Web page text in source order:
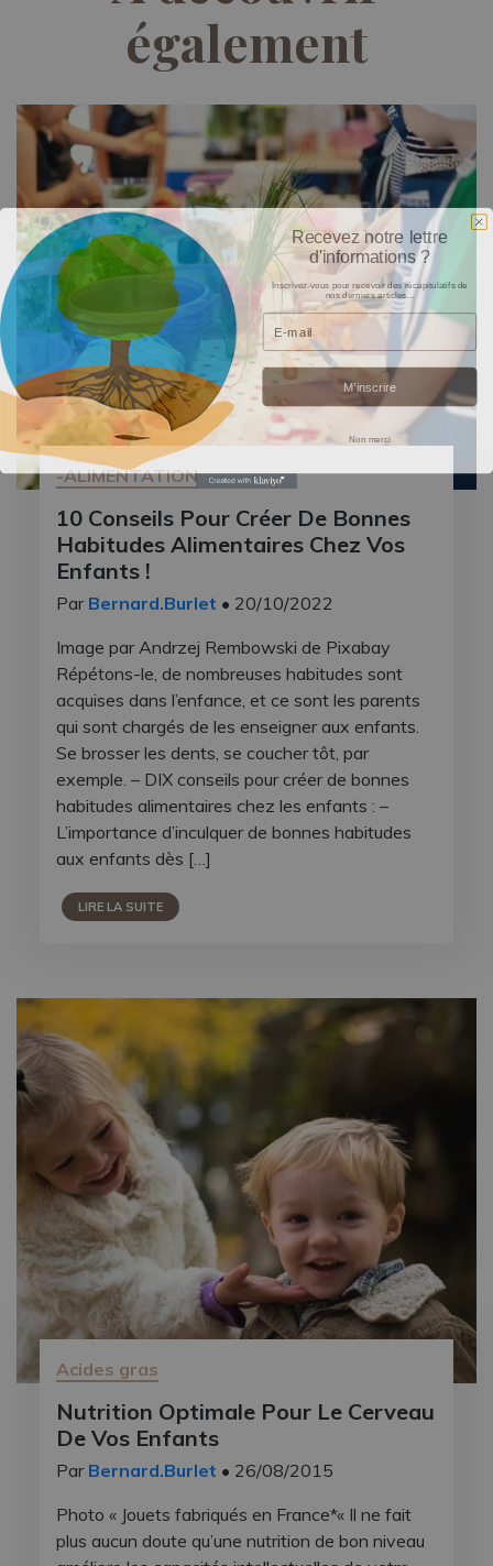
également
-ALIMENTATION
10 Conseils Pour Créer De Bonnes
Habitudes Alimentaires Chez Vos
Enfants !
Par Bernard.Burlet • 20/10/2022
Image par Andrzej Rembowski de Pixabay
Répétons-le, de nombreuses habitudes sont
acquises dans l’enfance, et ce sont les parents
qui sont chargés de les enseigner aux enfants.
Se brosser les dents, se coucher tôt, par
exemple. – DIX conseils pour créer de bonnes
habitudes alimentaires chez les enfants : –
L’importance d’inculquer de bonnes habitudes
aux enfants dès […]
LIRE LA SUITE
Acides gras
Nutrition Optimale Pour Le Cerveau
De Vos Enfants
Par Bernard.Burlet • 26/08/2015
Photo « Jouets fabriqués en France*« Il ne fait
plus aucun doute qu’une nutrition de bon niveau
Recevez notre lettre
d'informations ?
Inscrivez-vous pour recevoir des récapitulatifs de
nos derniers articles...
Email
M’inscrire